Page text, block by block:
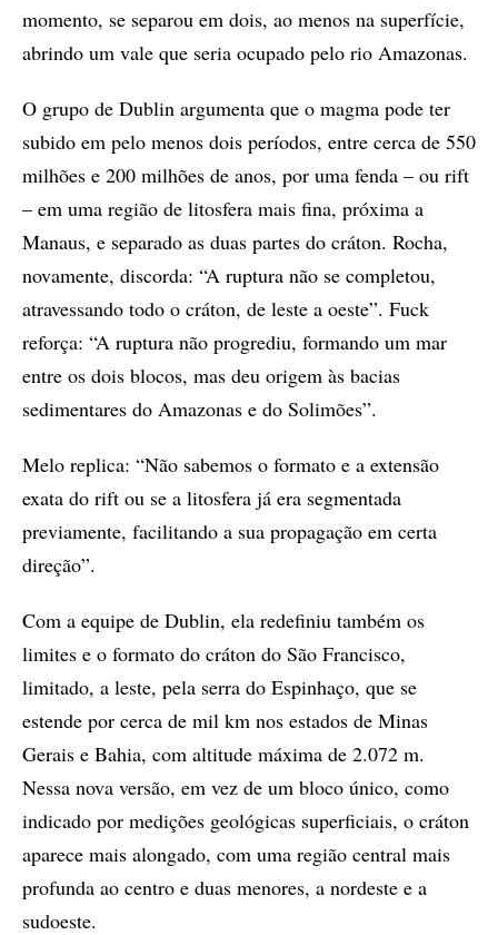
momento, se separou em dois, ao menos na superfície,
abrindo um vale que seria ocupado pelo rio Amazonas.
O grupo de Dublin argumenta que o magma pode ter
subido em pelo menos dois períodos, entre cerca de 550
milhões e 200 milhões de anos, por uma fenda – ou rift
– em uma região de litosfera mais fina, próxima a
Manaus, e separado as duas partes do cráton. Rocha,
novamente, discorda: “A ruptura não se completou,
atravessando todo o cráton, de leste a oeste”. Fuck
reforça: “A ruptura não progrediu, formando um mar
entre os dois blocos, mas deu origem às bacias
sedimentares do Amazonas e do Solimões”.
Melo replica: “Não sabemos o formato e a extensão
exata do rift ou se a litosfera já era segmentada
previamente, facilitando a sua propagação em certa
direção”.
Com a equipe de Dublin, ela redefiniu também os
limites e o formato do cráton do São Francisco,
limitado, a leste, pela serra do Espinhaço, que se
estende por cerca de mil km nos estados de Minas
Gerais e Bahia, com altitude máxima de 2.072 m.
Nessa nova versão, em vez de um bloco único, como
indicado por medições geológicas superficiais, o cráton
aparece mais alongado, com uma região central mais
profunda ao centro e duas menores, a nordeste e a
sudoeste.